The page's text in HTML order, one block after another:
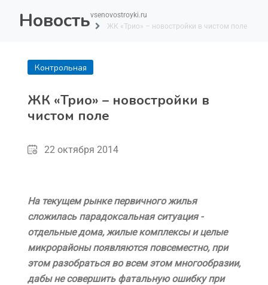
Новостьvsenovostroyki.ru
ЖК «Трио» – новостройки в чистом поле
Контрольная
ЖК «Трио» – новостройки в
чистом поле
22 октября 2014
На текущем рынке первичного жилья
сложилась парадоксальная ситуация -
отдельные дома, жилые комплексы и целые
микрорайоны появляются повсеместно, при
этом разобраться во всем этом многообразии,
дабы не совершить фатальную ошибку при